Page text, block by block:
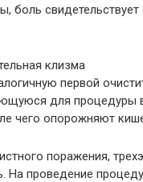
боль
клизма
первой
для процедуры
чего опорожняют
поражения,
На проведение